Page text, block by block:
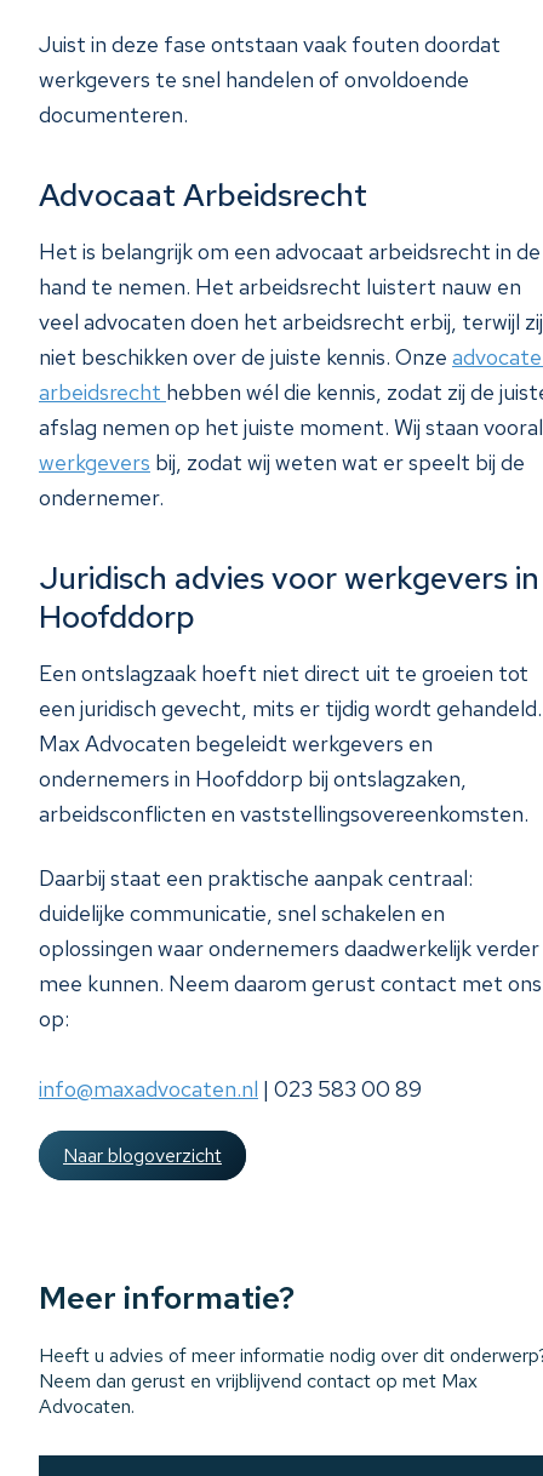
Juist in deze fase ontstaan vaak fouten doordat
werkgevers te snel handelen of onvoldoende
documenteren.
Advocaat Arbeidsrecht
Het is belangrijk om een advocaat arbeidsrecht in de
hand te nemen. Het arbeidsrecht luistert nauw en
veel advocaten doen het arbeidsrecht erbij, terwijl zij
niet beschikken over de juiste kennis. Onze
arbeidsrecht hebben wél die kennis, zodat zij de
afslag nemen op het juiste moment. Wij staan vooral
werkgevers bij, zodat wij weten wat er speelt bij de
ondernemer.
Juridisch advies voor werkgevers in
Hoofddorp
Een ontslagzaak hoeft niet direct uit te groeien tot
een juridisch gevecht, mits er tijdig wordt gehandeld.
Max Advocaten begeleidt werkgevers en
ondernemers in Hoofddorp bij ontslagzaken,
arbeidsconflicten en vaststellingsovereenkomsten.
Daarbij staat een praktische aanpak centraal:
duidelijke communicatie, snel schakelen en
oplossingen waar ondernemers daadwerkelijk verder
mee kunnen. Neem daarom gerust contact met ons
op:
info@maxadvocaten.nl | 023 583 00 89
Naar blogoverzicht
Meer informatie?
Heeft u advies of meer informatie nodig over dit
Neem dan gerust en vrijblijvend contact op met Max
Advocaten.